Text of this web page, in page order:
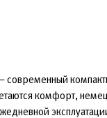
современный
комфорт,